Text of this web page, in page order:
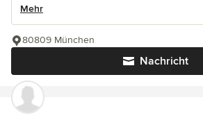
Mehr
Nachricht
80809 München